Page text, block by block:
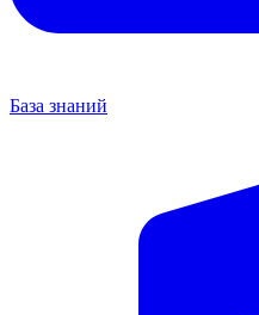
База знаний